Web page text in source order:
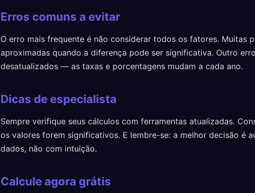
Erros comuns a evitar
O erro mais frequente é não considerar todos os fatores. Muitas
aproximadas quando a diferença pode ser significativa. Outro
desatualizados — as taxas e porcentagens mudam a cada ano.
Dicas de especialista
Sempre verifique seus cálculos com ferramentas atualizadas.
os valores forem significativos. E lembre-se: a melhor decisão é
dados, não com intuição.
Calcule agora grátis